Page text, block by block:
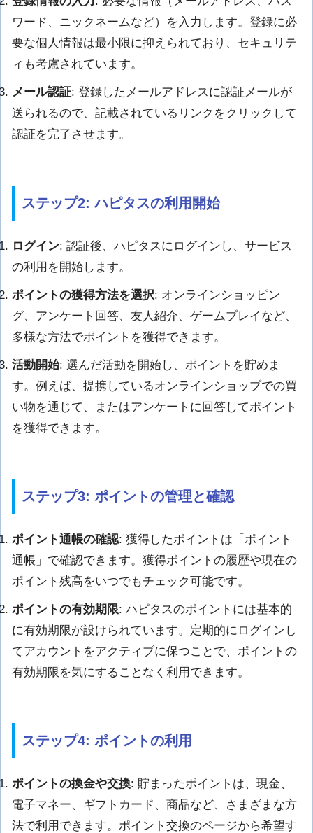
ワード、ニックネームなど）を入力します。登録に必
要な個人情報は最小限に抑えられており、セキュリテ
ィも考慮されています。
メール認証: 登録したメールアドレスに認証メールが
送られるので、記載されているリンクをクリックして
認証を完了させます。
ステップ2: ハピタスの利用開始
ログイン: 認証後、ハピタスにログインし、サービス
の利用を開始します。
ポイントの獲得方法を選択: オンラインショッピン
グ、アンケート回答、友人紹介、ゲームプレイなど、
多様な方法でポイントを獲得できます。
活動開始: 選んだ活動を開始し、ポイントを貯めま
す。例えば、提携しているオンラインショップでの買
い物を通じて、またはアンケートに回答してポイント
を獲得できます。
ステップ3: ポイントの管理と確認
ポイント通帳の確認: 獲得したポイントは「ポイント
通帳」で確認できます。獲得ポイントの履歴や現在の
ポイント残高をいつでもチェック可能です。
ポイントの有効期限: ハピタスのポイントには基本的
に有効期限が設けられています。定期的にログインし
てアカウントをアクティブに保つことで、ポイントの
有効期限を気にすることなく利用できます。
ステップ4: ポイントの利用
ポイントの換金や交換: 貯まったポイントは、現金、
電子マネー、ギフトカード、商品など、さまざまな方
法で利用できます。ポイント交換のページから希望す